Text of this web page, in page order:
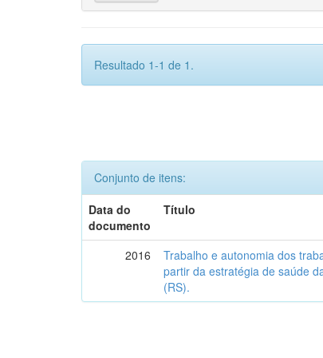
Resultado 1-1 de 1.
Conjunto de itens:
Data do
documento
Título
2016
Trabalho e autonomia dos
partir da estratégia de saúde
(RS).